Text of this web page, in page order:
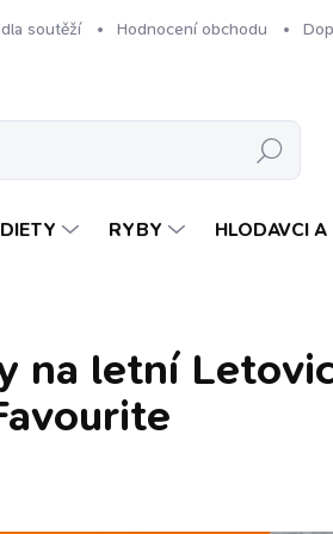
soutěží Hodnocení obchodu
Hledat
RYBY HLODAVCI A
na letní